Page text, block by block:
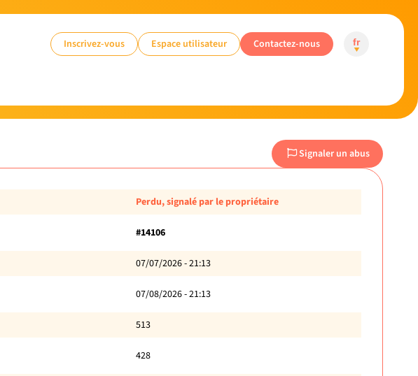
Inscrivez-vous Espace utilisateur Contactez-nous fr
Signaler un abus
Perdu, signalé par le propriétaire
#14106
07/07/2026 - 21:13
07/08/2026 - 21:13
513
428